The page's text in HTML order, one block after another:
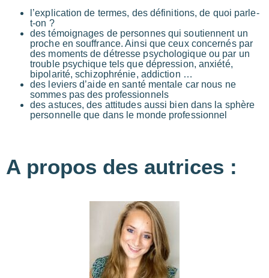
l’explication de termes, des définitions, de quoi parle-
t-on ?
des témoignages de personnes qui soutiennent un
proche en souffrance. Ainsi que ceux concernés par
des moments de détresse psychologique ou par un
trouble psychique tels que dépression, anxiété,
bipolarité, schizophrénie, addiction …
des leviers d’aide en santé mentale car nous ne
sommes pas des professionnels
des astuces, des attitudes aussi bien dans la sphère
personnelle que dans le monde professionnel
A propos des autrices :